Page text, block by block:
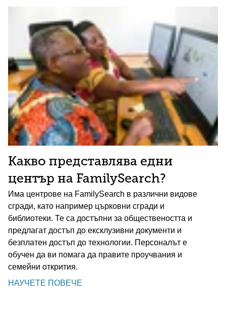
Какво представлява едни
център на FamilySearch?
Има центрове на FamilySearch в различни видове
сгради, като например църковни сгради и
библиотеки. Те са достъпни за обществеността и
предлагат достъп до ексклузивни документи и
безплатен достъп до технологии. Персоналът е
обучен да ви помага да правите проучвания и
семейни открития.
НАУЧЕТЕ ПОВЕЧЕ